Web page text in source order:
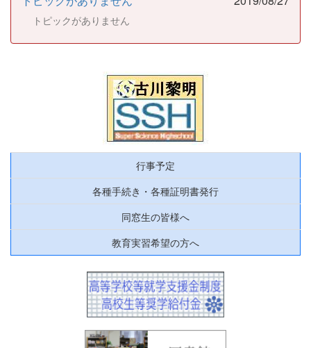
トピックがありません
行事予定
各種手続き・各種証明書発行
同窓生の皆様へ
教育実習希望の方へ